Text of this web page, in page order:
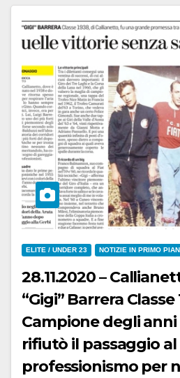
ELITE / UNDER 23 NOTIZIE IN PRIMO
28.11.2020 –
“Gigi” Barrera Classe
Campione degli
rifiutò il passaggio al
professionismo per